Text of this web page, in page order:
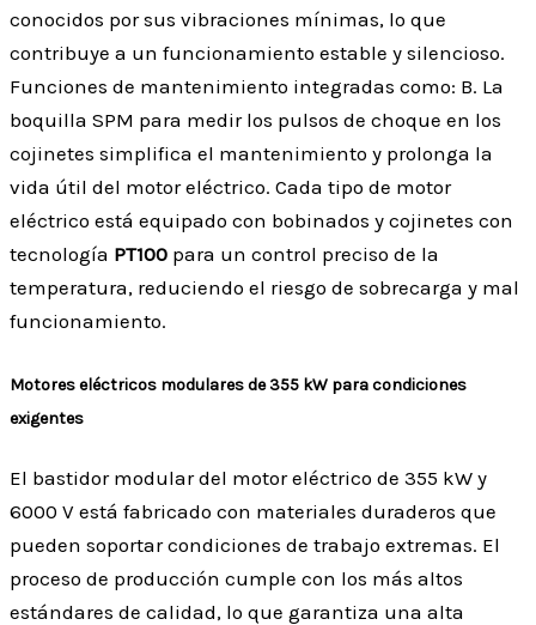
conocidos por sus vibraciones mínimas, lo que
contribuye a un funcionamiento estable y silencioso.
Funciones de mantenimiento integradas como: B. La
boquilla SPM para medir los pulsos de choque en los
cojinetes simplifica el mantenimiento y prolonga la
vida útil del motor eléctrico. Cada tipo de motor
eléctrico está equipado con bobinados y cojinetes con
tecnología PT100 para un control preciso de la
temperatura, reduciendo el riesgo de sobrecarga y mal
funcionamiento.
Motores eléctricos modulares de 355 kW para condiciones
exigentes
El bastidor modular del motor eléctrico de 355 kW y
6000 V está fabricado con materiales duraderos que
pueden soportar condiciones de trabajo extremas. El
proceso de producción cumple con los más altos
estándares de calidad, lo que garantiza una alta